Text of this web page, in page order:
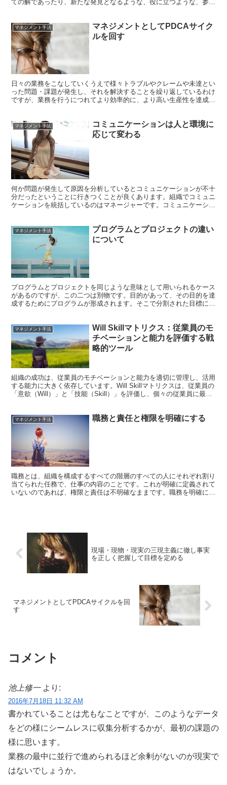
ての解であったり、新たな発見となるような、役に立つような、参考
マネジメント手法
マネジメントとしてPDCAサイク
ルを回す
日々の業務をこなしていくうえで様々トラブルやクレームや未達とい
った問題・課題が発生し、それを解決することを繰り返しているわけ
ですが、業務を行うにつれてより効率的に、より高い生産性を達成し
マネジメント手法
コミュニケーションは人と環境に
応じて変わる
何か問題が発生して原因を分析しているとコミュニケーションが不十
分だったということに行きつくことが良くあります。組織でコミュニ
ケーションを統括しているのはマネージャーです。コミュニケーショ
マネジメント手法
プログラムとプロジェクトの違い
について
プログラムとプロジェクトを同じような意味として用いられるケース
があるのですが、この二つは別物です。目的があって、その目的を達
成するためにプログラムが形成されます。そこで分割された目標に対
マネジメント手法
Will Skillマトリクス：従業員のモ
チベーションと能力を評価する戦
略的ツール
組織の成功は、従業員のモチベーションと能力を適切に管理し、活用
する能力に大きく依存しています。Will Skillマトリクスは、従業員の
「意欲（Will）」と「技能（Skill）」を評価し、個々の従業員に最適
マネジメント手法 職務と責任と権限を明確にする
職務とは、組織を構成するすべての階層のすべての人にそれぞれ割り
当てられた任務で、仕事の内容のことです。これが明確に定義されて
いないのであれば、権限と責任は不明確なままです。職務を明確に定
現場・現物・現実の三現主義に徹し事実
を正しく把握して目標を定める
マネジメントとしてPDCAサイクルを回
す
コメント
池上修一 より:
2016年7月18日 11:32 AM
書かれていることは尤もなことですが、このようなデータ
をどの様にシームレスに収集分析するかが、最初の課題の
様に思います。
業務の最中に並行で進められるほど余剰がないのが現実で
はないでしょうか。